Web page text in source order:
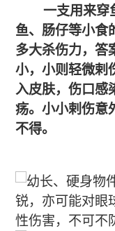
一支用来穿
鱼、肠仔等小食
多大杀伤力，答
小，小则轻微剌
入皮肤，伤口感
疡。小小剌伤意
不得。